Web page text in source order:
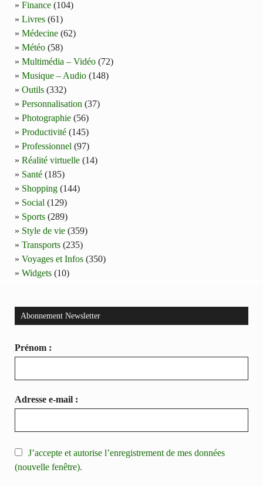
Finance (104)
Livres (61)
Médecine (62)
Météo (58)
Multimédia – Vidéo (72)
Musique – Audio (148)
Outils (332)
Personnalisation (37)
Photographie (56)
Productivité (145)
Professionnel (97)
Réalité virtuelle (14)
Santé (185)
Shopping (144)
Social (129)
Sports (289)
Style de vie (359)
Transports (235)
Voyages et Infos (350)
Widgets (10)
Abonnement Newsletter
Prénom :
Adresse e-mail :
J’accepte et autorise l’enregistrement de mes données
(nouvelle fenêtre).